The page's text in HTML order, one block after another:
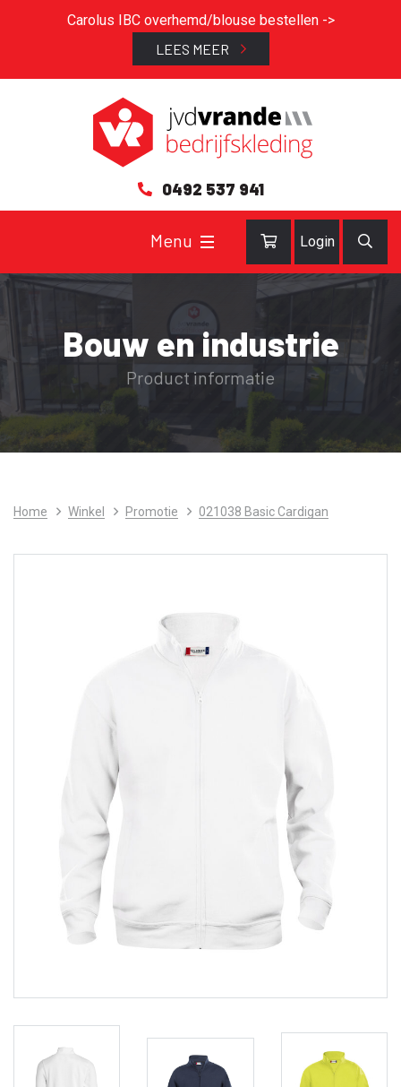
Carolus IBC overhemd/blouse bestellen ->
LEES MEER
0492 537 941
Login
Bouw en industrie
Product informatie
Home Winkel Promotie 021038 Basic Cardigan